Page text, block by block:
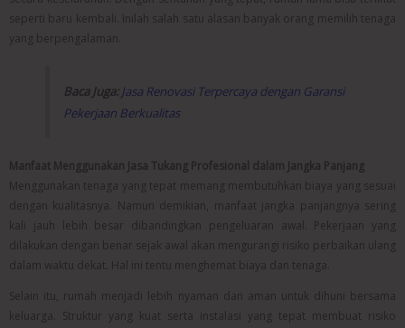
seperti baru kembali. Inilah salah satu alasan banyak orang memilih tenaga
yang berpengalaman.
Baca Juga:Jasa Renovasi Terpercaya dengan Garansi
Pekerjaan Berkualitas
Manfaat Menggunakan Jasa Tukang Profesional dalam Jangka Panjang
Menggunakan tenaga yang tepat memang membutuhkan biaya yang sesuai
dengan kualitasnya. Namun demikian, manfaat jangka panjangnya sering
kali jauh lebih besar dibandingkan pengeluaran awal. Pekerjaan yang
dilakukan dengan benar sejak awal akan mengurangi risiko perbaikan ulang
dalam waktu dekat. Hal ini tentu menghemat biaya dan tenaga.
Selain itu, rumah menjadi lebih nyaman dan aman untuk dihuni bersama
keluarga. Struktur yang kuat serta instalasi yang tepat membuat risiko